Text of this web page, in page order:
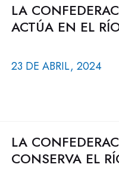
LA
ACTÚA EN EL
23 DE ABRIL, 2024
LA
CONSERVA EL